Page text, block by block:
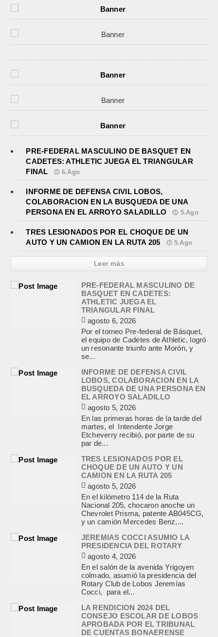
PRE-FEDERAL MASCULINO DE BASQUET EN
CADETES: ATHLETIC JUEGA EL TRIANGULAR
FINAL
6.Ago
INFORME DE DEFENSA CIVIL LOBOS,
COLABORACION EN LA BUSQUEDA DE UNA
PERSONA EN EL ARROYO SALADILLO
5.Ago
TRES LESIONADOS POR EL CHOQUE DE UN
AUTO Y UN CAMION EN LA RUTA 205
5.Ago
Leer más
PRE-FEDERAL MASCULINO DE
BASQUET EN CADETES:
ATHLETIC JUEGA EL
TRIANGULAR FINAL
agosto 6, 2026
Por el torneo Pre-federal de Básquet,
el equipo de Cadetes de Athletic, logró
un resonante triunfo ante Morón, y
se...
INFORME DE DEFENSA CIVIL
LOBOS, COLABORACION EN LA
BUSQUEDA DE UNA PERSONA EN
EL ARROYO SALADILLO
agosto 5, 2026
En las primeras horas de la tarde del
martes, el Intendente Jorge
Etcheverry recibió, por parte de su
par de...
TRES LESIONADOS POR EL
CHOQUE DE UN AUTO Y UN
CAMION EN LA RUTA 205
agosto 5, 2026
En el kilómetro 114 de la Ruta
Nacional 205, chocaron anoche un
Chevrolet Prisma, patente AB045CG,
y un camión Mercedes Benz,...
JEREMIAS COCCI ASUMIO LA
PRESIDENCIA DEL ROTARY
agosto 4, 2026
En el salón de la avenida Yrigoyen
colmado, asumió la presidencia del
Rotary Club de Lobos Jeremías
Cocci, para el...
LA RENDICION 2024 DEL
CONSEJO ESCOLAR DE LOBOS
APROBADA POR EL TRIBUNAL
DE CUENTAS BONAERENSE